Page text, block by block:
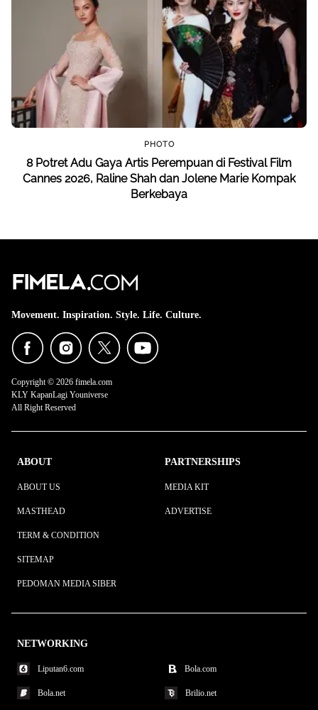
PHOTO
8 Potret Adu Gaya Artis Perempuan di Festival Film
Cannes 2026, Raline Shah dan Jolene Marie Kompak
Berkebaya
Movement. Inspiration. Style. Life. Culture.
Copyright © 2026 fimela.com
KLY KapanLagi Youniverse
All Right Reserved
ABOUT
ABOUT US
MASTHEAD
TERM & CONDITION
SITEMAP
PEDOMAN MEDIA SIBER
PARTNERSHIPS
MEDIA KIT
ADVERTISE
NETWORKING
Liputan6.com Bola.com
Bola.net Brilio.net